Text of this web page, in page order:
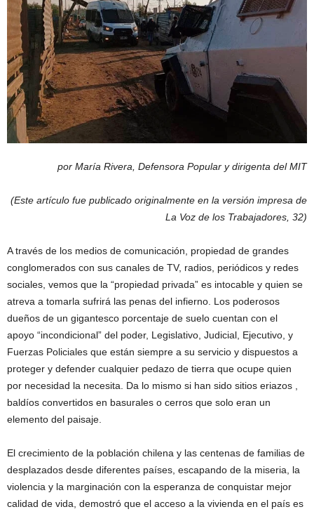
por María Rivera, Defensora Popular y dirigenta del MIT
(Este artículo fue publicado originalmente en la versión impresa de
La Voz de los Trabajadores, 32)
A través de los medios de comunicación, propiedad de grandes
conglomerados con sus canales de TV, radios, periódicos y redes
sociales, vemos que la “propiedad privada” es intocable y quien se
atreva a tomarla sufrirá las penas del infierno. Los poderosos
dueños de un gigantesco porcentaje de suelo cuentan con el
apoyo “incondicional” del poder, Legislativo, Judicial, Ejecutivo, y
Fuerzas Policiales que están siempre a su servicio y dispuestos a
proteger y defender cualquier pedazo de tierra que ocupe quien
por necesidad la necesita. Da lo mismo si han sido sitios eriazos ,
baldíos convertidos en basurales o cerros que solo eran un
elemento del paisaje.
El crecimiento de la población chilena y las centenas de familias de
desplazados desde diferentes países, escapando de la miseria, la
violencia y la marginación con la esperanza de conquistar mejor
calidad de vida, demostró que el acceso a la vivienda en el país es